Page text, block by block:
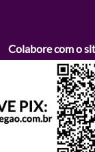
Colabore com o